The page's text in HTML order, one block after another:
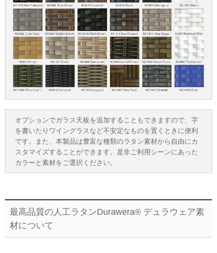
オプションでガラス天板を追加することもできますので、字
を書いたりワイングラスなど不安定なものを置くときに便利
です。また、本製品は豊富な種類のラタン素材から自由にカ
スタマイズすることができます。是非ご利用シーンにあった
カラーと素材をご選択ください。
最高品質の人工ラタンDurawera® デュラウェア素
材について